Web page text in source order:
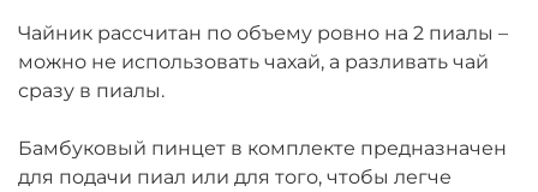
Чайник рассчитан по объему ровно на 2 пиалы –
можно не использовать чахай, а разливать чай
сразу в пиалы.
Бамбуковый пинцет в комплекте предназначен
для подачи пиал или для того, чтобы легче